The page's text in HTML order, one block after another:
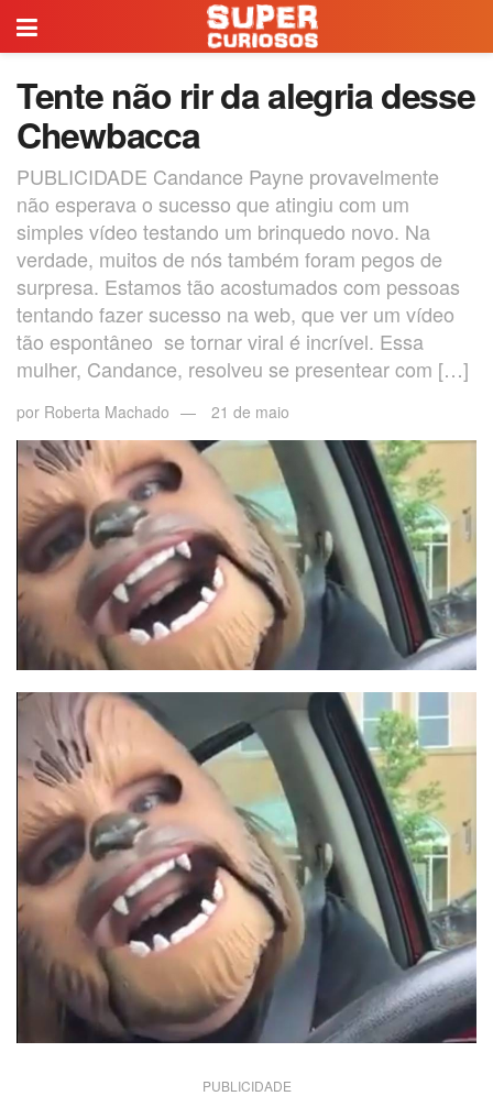
Tente não rir da alegria desse
Chewbacca
PUBLICIDADE Candance Payne provavelmente
não esperava o sucesso que atingiu com um
simples vídeo testando um brinquedo novo. Na
verdade, muitos de nós também foram pegos de
surpresa. Estamos tão acostumados com pessoas
tentando fazer sucesso na web, que ver um vídeo
tão espontâneo se tornar viral é incrível. Essa
mulher, Candance, resolveu se presentear com […]
por Roberta Machado 21 de maio
PUBLICIDADE